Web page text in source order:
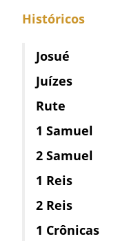
Históricos
Josué
Juízes
Rute
1 Samuel
2 Samuel
1 Reis
2 Reis
1 Crônicas